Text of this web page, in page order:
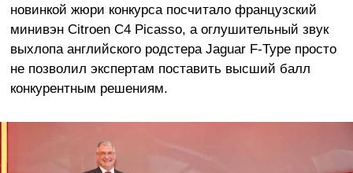
новинкой жюри конкурса посчитало французский
минивэн Citroen C4 Picasso, а оглушительный звук
выхлопа английского родстера Jaguar F-Type просто
не позволил экспертам поставить высший балл
конкурентным решениям.